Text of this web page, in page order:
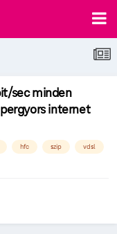
sec minden
internet
hfc szip
vdsl